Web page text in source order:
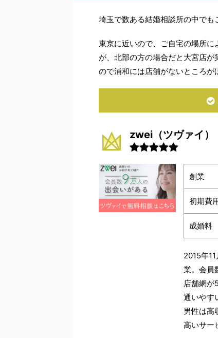
埼玉で数ある結婚相談所の中でも
東京に近いので、ご自宅の場所
が、北部の方の場合だと大宮店
ので浦和には店舗がないところが
zwei（ツヴァイ）
創業
初期費
成婚料
2015年
業。会員
店舗網が
通いやす
男性は高
高いサー